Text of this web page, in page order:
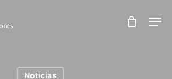
Noticias